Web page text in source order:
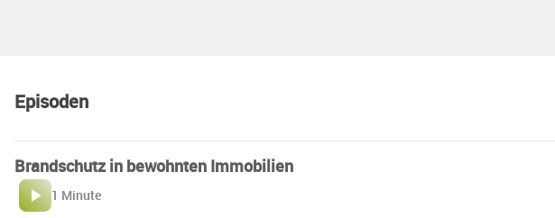
Episoden
Brandschutz in bewohnten Immobilien
1 Minute